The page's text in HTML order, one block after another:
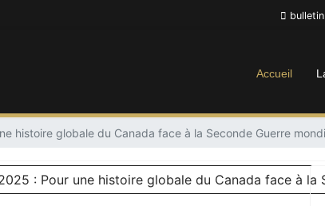
Accueil
histoire globale du Canada face à la Seconde Guerre